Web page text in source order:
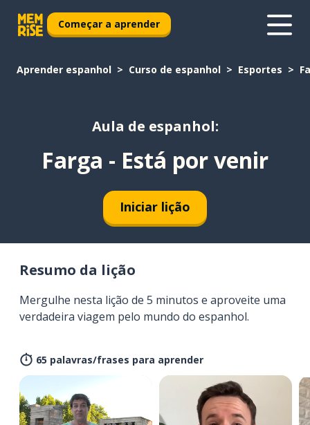
Começar a aprender
Aprender espanhol Curso de espanhol Esportes
Aula de espanhol:
Farga - Está por venir
Iniciar lição
Resumo da lição
Mergulhe nesta lição de 5 minutos e aproveite uma
verdadeira viagem pelo mundo do espanhol.
65 palavras/frases para aprender